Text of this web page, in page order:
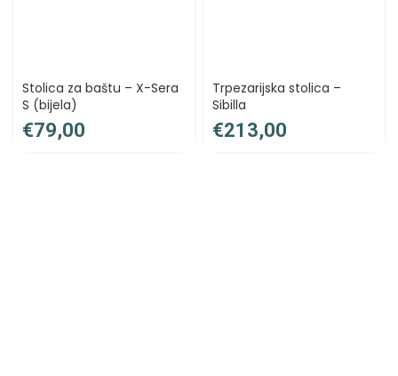
Stolica za baštu – X-Sera
S (bijela)
€
Trpezarijska stolica –
Sibilla
€